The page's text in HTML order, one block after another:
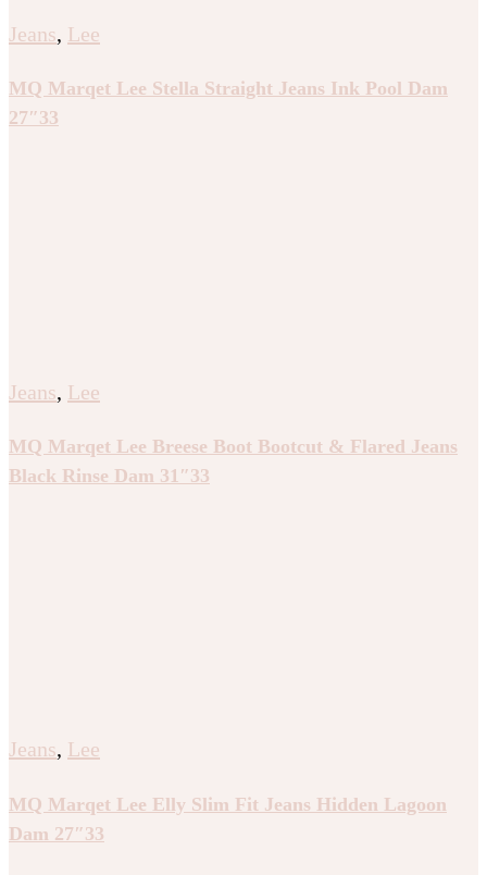
Jeans, Lee
MQ Marqet Lee Stella Straight Jeans Ink Pool Dam
27″33
Jeans, Lee
MQ Marqet Lee Breese Boot Bootcut & Flared Jeans
Black Rinse Dam 31″33
Jeans, Lee
MQ Marqet Lee Elly Slim Fit Jeans Hidden Lagoon
Dam 27″33